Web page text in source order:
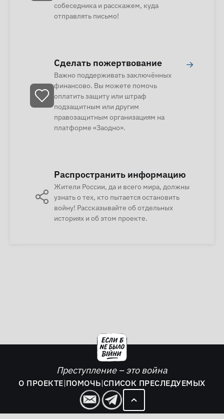
собеседника и расскажем, куда
отправлять письмо!
Сделать пожертвование
Важно поддерживать заключённых
финансово. Вы можете помочь
оплатить защиту или штраф
подзащитным или другим
правозащитным организациям на
платформе «Заодно».
→
Распространить информацию
Жители России, да и всего мира, должны
узнать о тех, кто пытается остановить
войну! Рассказывайте об отдельных
историях и об этом проекте.
Преступление – это война
О ПРОЕКТЕ|ПОМОЧЬ|СПИСОК ПРЕСЛЕДУЕМЫХ